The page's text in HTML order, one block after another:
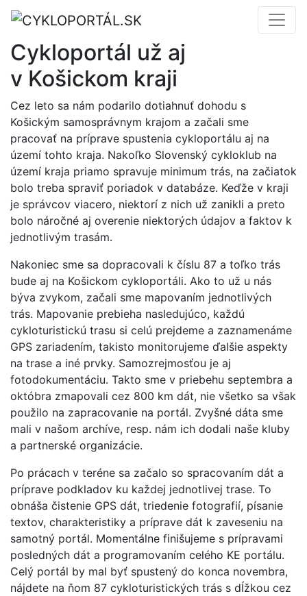
Cykloportál už aj
v Košickom kraji
Cez leto sa nám podarilo dotiahnuť dohodu s
Košickým samosprávnym krajom a začali sme
pracovať na príprave spustenia cykloportálu aj na
území tohto kraja. Nakoľko Slovenský cykloklub na
území kraja priamo spravuje minimum trás, na začiatok
bolo treba spraviť poriadok v databáze. Keďže v kraji
je správcov viacero, niektorí z nich už zanikli a preto
bolo náročné aj overenie niektorých údajov a faktov k
jednotlivým trasám.
Nakoniec sme sa dopracovali k číslu 87 a toľko trás
bude aj na Košickom cykloportáli. Ako to už u nás
býva zvykom, začali sme mapovaním jednotlivých
trás. Mapovanie prebieha nasledujúco, každú
cykloturistickú trasu si celú prejdeme a zaznamenáme
GPS zariadením, takisto monitorujeme ďalšie aspekty
na trase a iné prvky. Samozrejmosťou je aj
fotodokumentáciu. Takto sme v priebehu septembra a
októbra zmapovali cez 800 km dát, nie všetko sa však
použilo na zapracovanie na portál. Zvyšné dáta sme
mali v našom archíve, resp. nám ich dodali naše kluby
a partnerské organizácie.
Po prácach v teréne sa začalo so spracovaním dát a
príprave podkladov ku každej jednotlivej trase. To
obnáša čistenie GPS dát, triedenie fotografií, písanie
textov, charakteristiky a príprave dát k zaveseniu na
samotný portál. Momentálne finišujeme s prípravami
posledných dát a programovaním celého KE portálu.
Celý portál by mal byť spustený do konca novembra,
nájdete na ňom 87 cykloturistických trás s dĺžkou cez